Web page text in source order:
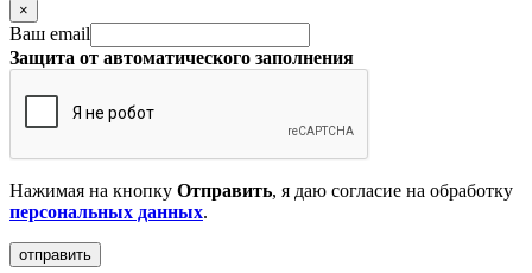
×
Ваш email
Защита от автоматического заполнения
Нажимая на кнопку Отправить, я даю согласие на обработку
персональных данных.